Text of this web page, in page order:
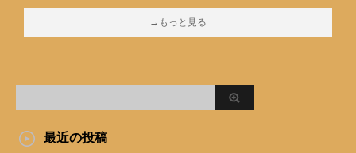
→もっと見る
最近の投稿